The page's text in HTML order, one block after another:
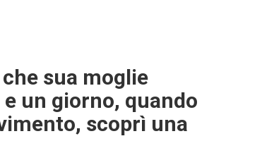
sua moglie
un giorno, quando
scoprì una